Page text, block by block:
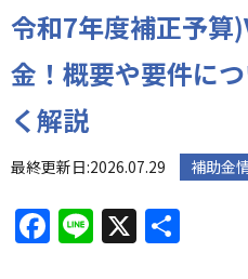
令和7年度補正予算
金！概要や要件に
く解説
最終更新日:2026.07.29 補助金
Facebook
Line
X